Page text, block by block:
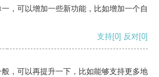
，可以增加一些新功能，比如增加一个自
支持[0] 反对[0]
，可以再提升一下，比如能够支持更多地